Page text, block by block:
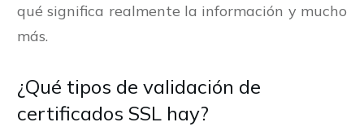
qué significa realmente la información y mucho
más.
¿Qué tipos de validación de
certificados SSL hay?